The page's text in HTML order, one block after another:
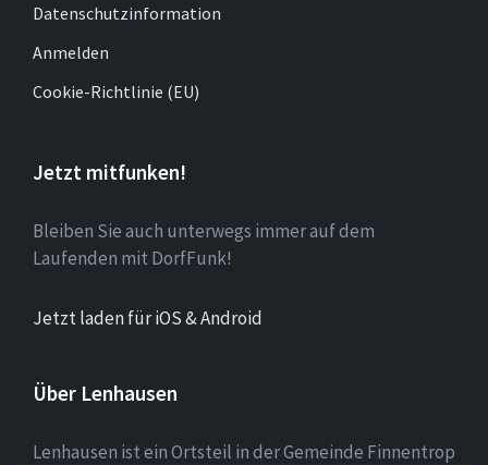
Datenschutzinformation
Anmelden
Cookie-Richtlinie (EU)
Jetzt mitfunken!
Bleiben Sie auch unterwegs immer auf dem
Laufenden mit DorfFunk!
Jetzt laden für iOS & Android
Über Lenhausen
Lenhausen ist ein Ortsteil in der Gemeinde Finnentrop